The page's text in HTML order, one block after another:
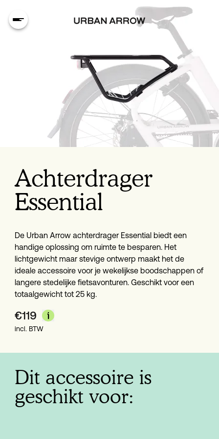
Achterdrager
Essential
De Urban Arrow achterdrager Essential biedt een
handige oplossing om ruimte te besparen. Het
lichtgewicht maar stevige ontwerp maakt het de
ideale accessoire voor je wekelijkse boodschappen of
langere stedelijke fietsavonturen. Geschikt voor een
totaalgewicht tot 25 kg.
€119
incl. BTW
Dit accessoire is
geschikt voor: